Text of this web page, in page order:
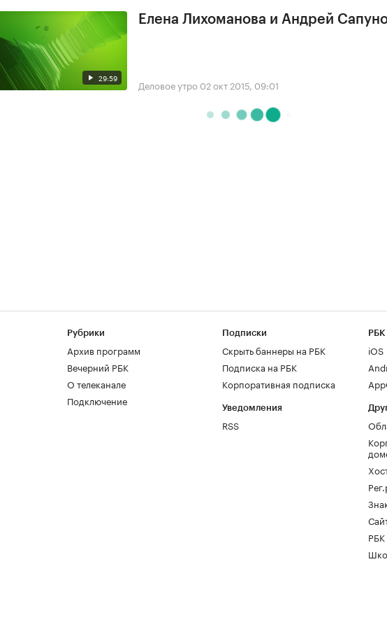
29:59
Елена Лихоманова и Андрей
Деловое утро 02 окт 2015, 09:01
Рубрики
Архив программ
Вечерний РБК
О телеканале
Подключение
Подписки
Скрыть баннеры на РБК
Подписка на РБК
Корпоративная подписка
Уведомления
RSS
РБК
iOS